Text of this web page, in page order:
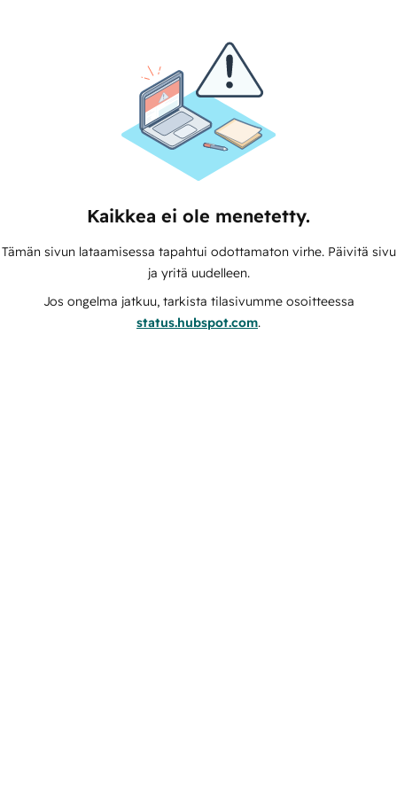
Kaikkea ei ole menetetty.
Tämän sivun lataamisessa tapahtui odottamaton virhe. Päivitä sivu
ja yritä uudelleen.
Jos ongelma jatkuu, tarkista tilasivumme osoitteessa
status.hubspot.com.